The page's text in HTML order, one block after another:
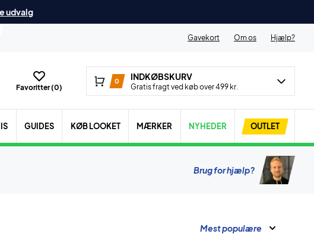
udvalg
Gavekort Om os Hjælp?
Favoritter (0)
0 INDKØBSKURV
Gratis fragt ved køb over 499 kr.
GUIDES KØB LOOKET MÆRKER NYHEDER OUTLET
Brug for hjælp?
Mest populære